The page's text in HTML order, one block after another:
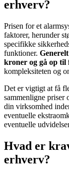
erhverv?
Prisen for et
faktorer, herunder
specifikke
funktioner.
kroner og gå op til
kompleksiteten og
Det er vigtigt at få
sammenligne priser
din virksomhed
eventuelle
eventuelle
Hvad er
erhverv?